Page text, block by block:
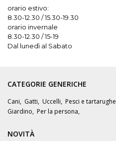
orario estivo:
8.30-12.30 / 15.30-19.30
orario invernale
8.30-12.30 / 15-19
Dal lunedì al Sabato
CATEGORIE GENERICHE
Cani, Gatti, Uccelli, Pesci e tartarughe
Giardino, Per la persona,
NOVITÀ